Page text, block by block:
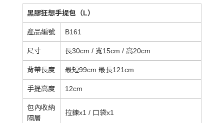
黑膠狂想手提包（L）
產品編號 B161
尺寸 長30cm / 寬15cm / 高20cm
背帶長度 最短99cm 最長121cm
手提高度 12cm
包內收納
隔層
拉鍊x1 / 口袋x1